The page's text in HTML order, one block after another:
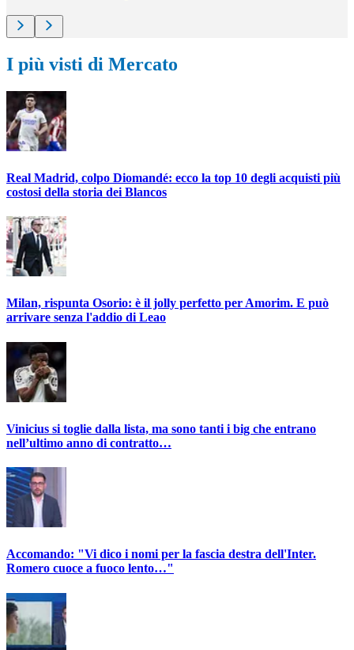
I più visti di Mercato
Real Madrid, colpo Diomandé: ecco la top 10 degli acquisti più
costosi della storia dei Blancos
Milan, rispunta Osorio: è il jolly perfetto per Amorim. E può
arrivare senza l'addio di Leao
Vinicius si toglie dalla lista, ma sono tanti i big che entrano
nell’ultimo anno di contratto…
Accomando: "Vi dico i nomi per la fascia destra dell'Inter.
Romero cuoce a fuoco lento…"